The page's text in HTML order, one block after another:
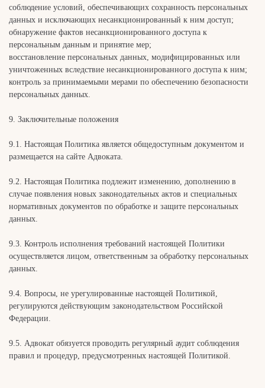
соблюдение условий, обеспечивающих сохранность персональных
данных и исключающих несанкционированный к ним доступ;
обнаружение фактов несанкционированного доступа к
персональным данным и принятие мер;
восстановление персональных данных, модифицированных или
уничтоженных вследствие несанкционированного доступа к ним;
контроль за принимаемыми мерами по обеспечению безопасности
персональных данных.
9. Заключительные положения
9.1. Настоящая Политика является общедоступным документом и
размещается на сайте Адвоката.
9.2. Настоящая Политика подлежит изменению, дополнению в
случае появления новых законодательных актов и специальных
нормативных документов по обработке и защите персональных
данных.
9.3. Контроль исполнения требований настоящей Политики
осуществляется лицом, ответственным за обработку персональных
данных.
9.4. Вопросы, не урегулированные настоящей Политикой,
регулируются действующим законодательством Российской
Федерации.
9.5. Адвокат обязуется проводить регулярный аудит соблюдения
правил и процедур, предусмотренных настоящей Политикой.